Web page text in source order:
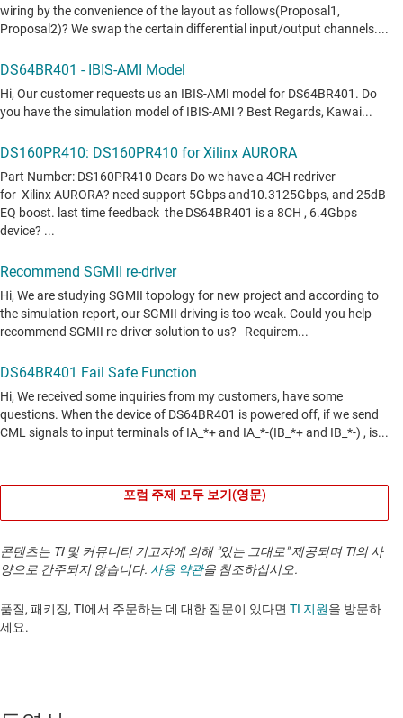
포럼 주제 모두 보기(영문)
콘텐츠는 TI 및 커뮤니티 기고자에 의해 "있는 그대로" 제공되며 TI의 사
양으로 간주되지 않습니다. 사용 약관을 참조하십시오.
품질, 패키징, TI에서 주문하는 데 대한 질문이 있다면 TI 지원을 방문하
세요. ​​​​​​​​​​​​​​